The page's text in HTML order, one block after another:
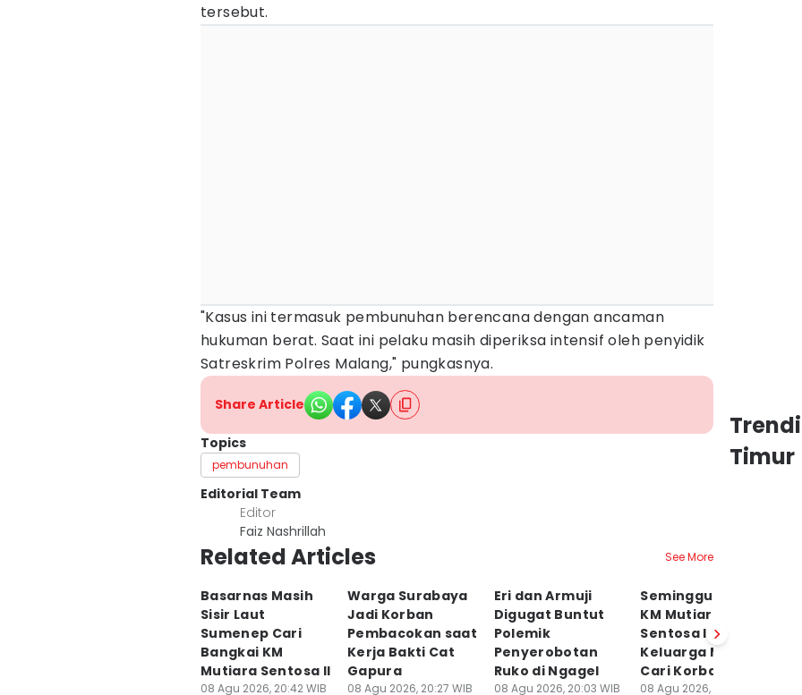
tersebut.
"Kasus ini termasuk pembunuhan berencana dengan ancaman
hukuman berat. Saat ini pelaku masih diperiksa intensif oleh penyidik
Satreskrim Polres Malang," pungkasnya.
Share Article
Topics
pembunuhan
Editorial Team
Editor
Faiz Nashrillah
Related Articles See More
Basarnas Masih
Sisir Laut
Sumenep Cari
Bangkai KM
Mutiara Sentosa II
08 Agu 2026, 20:42 WIB
Warga Surabaya
Jadi Korban
Pembacokan saat
Kerja Bakti Cat
Gapura
08 Agu 2026, 20:27 WIB
Eri dan Armuji
Digugat Buntut
Polemik
Penyerobotan
Ruko di Ngagel
08 Agu 2026, 20:03 WIB
Seminggu Insiden
KM Mutiara
Sentosa II,
Keluarga Masih
Cari Korban
08 Agu 2026, 17:00 WIB
Timur